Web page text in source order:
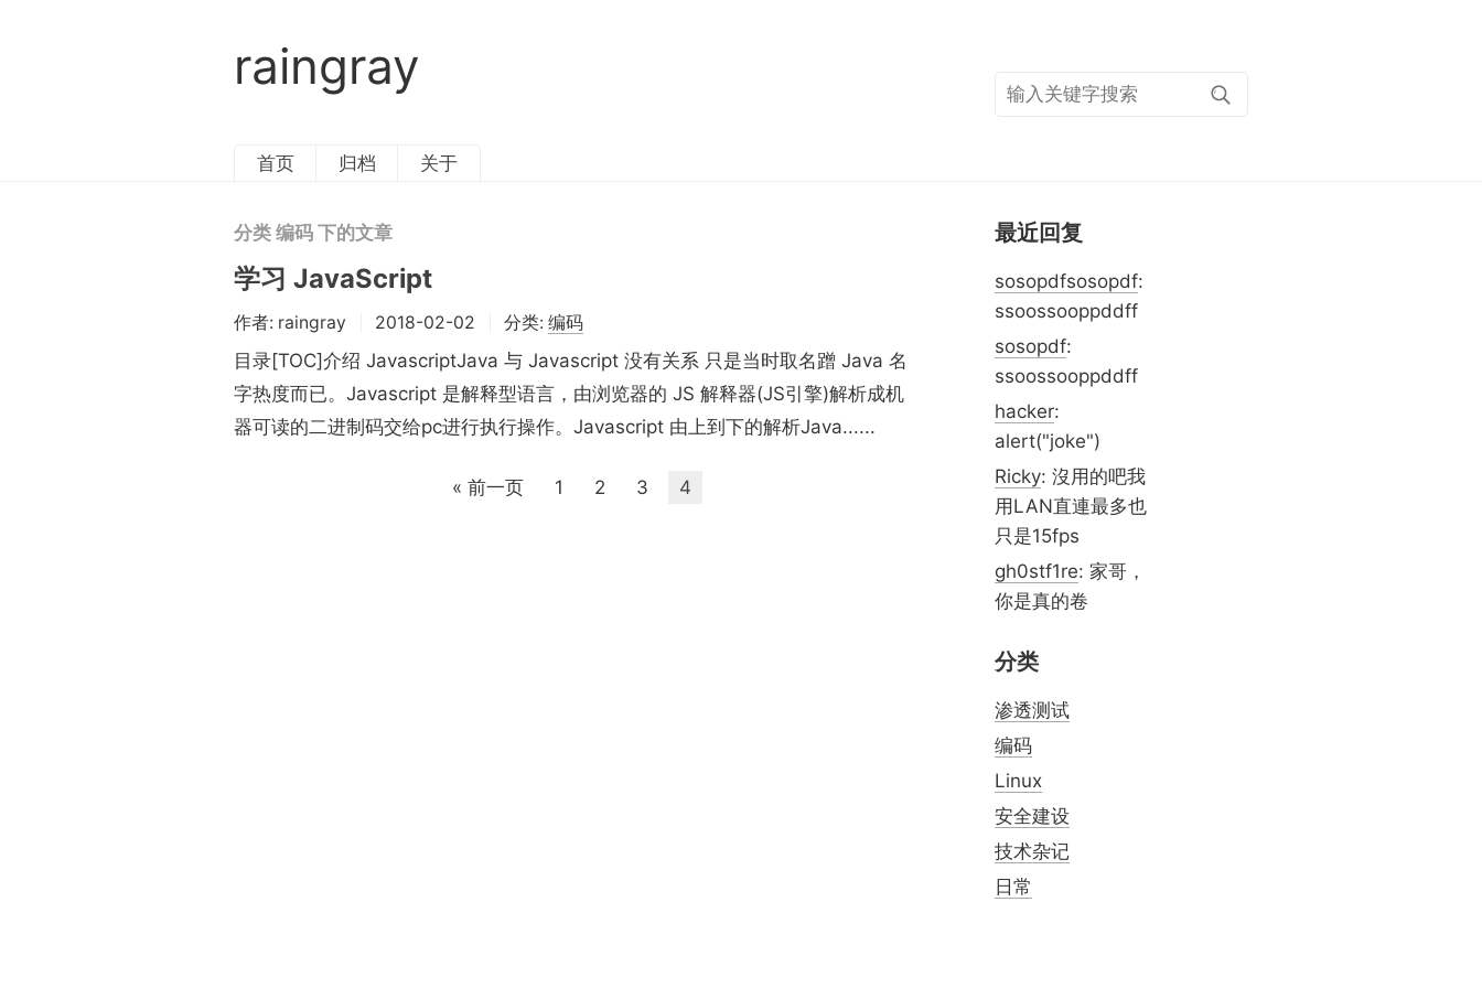
raingray
搜
索
首页 归档 关于
分类 编码 下的文章
学习 JavaScript
作者: raingray 2018-02-02 分类: 编码
目录[TOC]介绍 JavascriptJava 与 Javascript 没有关系 只是当时取名蹭 Java 名
字热度而已。Javascript 是解释型语言，由浏览器的 JS 解释器(JS引擎)解析成机
器可读的二进制码交给pc进行执行操作。Javascript 由上到下的解析Java......
« 前一页 1 2 3 4
最近回复
sosopdfsosopdf:
ssoossooppddff
sosopdf:
ssoossooppddff
hacker:
alert("joke")
Ricky: 沒用的吧我
用LAN直連最多也
只是15fps
gh0stf1re: 家哥，
你是真的卷
分类
渗透测试
编码
Linux
安全建设
技术杂记
日常